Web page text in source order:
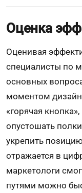
Оценка
Оценивая
специалисты по
основных
моментом
«горячая
опустошать
укрепить
отражается в
маркетологи
путями можно